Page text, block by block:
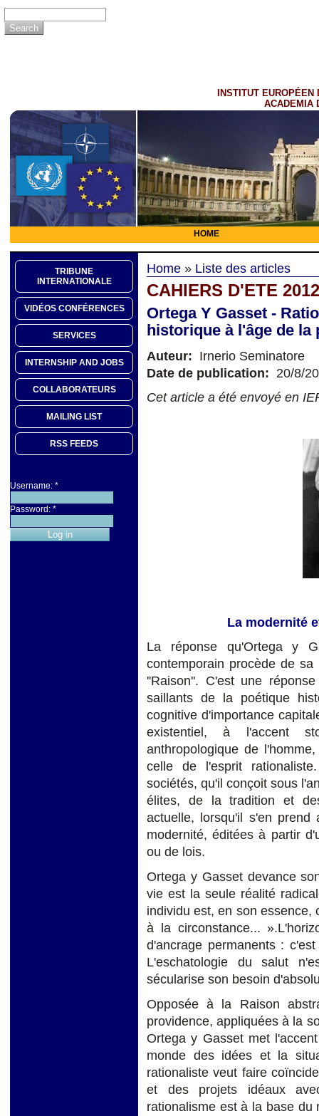
INSTITUT EUROPÉEN
ACADEMIA
HOME
TRIBUNE
INTERNATIONALE
VIDÉOS CONFÉRENCES
SERVICES
INTERNSHIP AND JOBS
COLLABORATEURS
MAILING LIST
RSS FEEDS
Username: *
Password: *
Home » Liste des articles
CAHIERS D'ETE 2012
Ortega Y Gasset -
historique à l'âge de la
Auteur: Irnerio Seminatore
Date de publication: 20/8/
Cet article a été envoyé en
La modernité
La réponse qu'Ortega y
contemporain procède de
''Raison''. C'est une
saillants de la poétique
cognitive d'importance
existentiel, à l'accent
anthropologique de
celle de l'esprit
sociétés, qu'il conçoit sous
élites, de la tradition et
actuelle, lorsqu'il s'en
modernité, éditées à partir
ou de lois.
Ortega y Gasset devance
vie est la seule réalité
individu est, en son essence,
à la circonstance...
d'ancrage permanents :
L'eschatologie du salut
sécularise son besoin
Opposée à la Raison
providence, appliquées à la
Ortega y Gasset met
monde des idées et la
rationaliste veut faire
et des projets idéaux
rationalisme est à la base